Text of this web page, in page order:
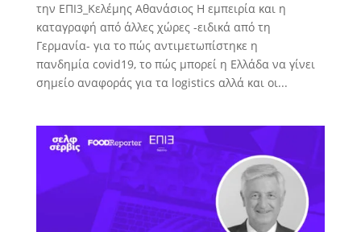
την ΕΠΙ3_Κελέμης Αθανάσιος Η εμπειρία και η
καταγραφή από άλλες χώρες -ειδικά από τη
Γερμανία- για το πώς αντιμετωπίστηκε η
πανδημία covid19, το πώς μπορεί η Ελλάδα να γίνει
σημείο αναφοράς για τα logistics αλλά και οι...